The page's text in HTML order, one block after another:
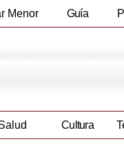
Menor Guía
Cultura